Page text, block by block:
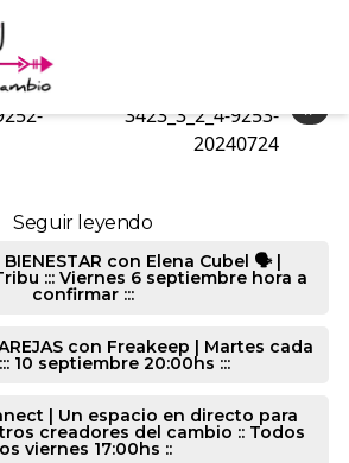
9252-20240724
»
3423_3_2_4-9253-
20240724
Seguir leyendo
BIENESTAR con Elena Cubel 🗣️ |
::: Viernes 6 septiembre hora a
confirmar :::
con Freakeep | Martes cada
10 septiembre 20:00hs :::
| Un espacio en directo para
creadores del cambio :: Todos
viernes 17:00hs ::